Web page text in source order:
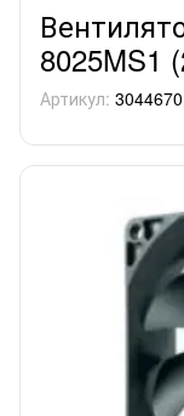
8025MS1
Артикул: 3044670